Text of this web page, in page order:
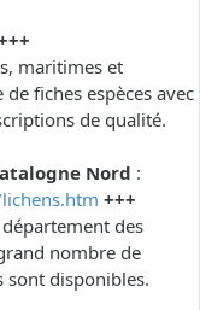
maritimes et
fiches espèces avec
de qualité.
Nord :
+++
des
nombre de
sont disponibles.